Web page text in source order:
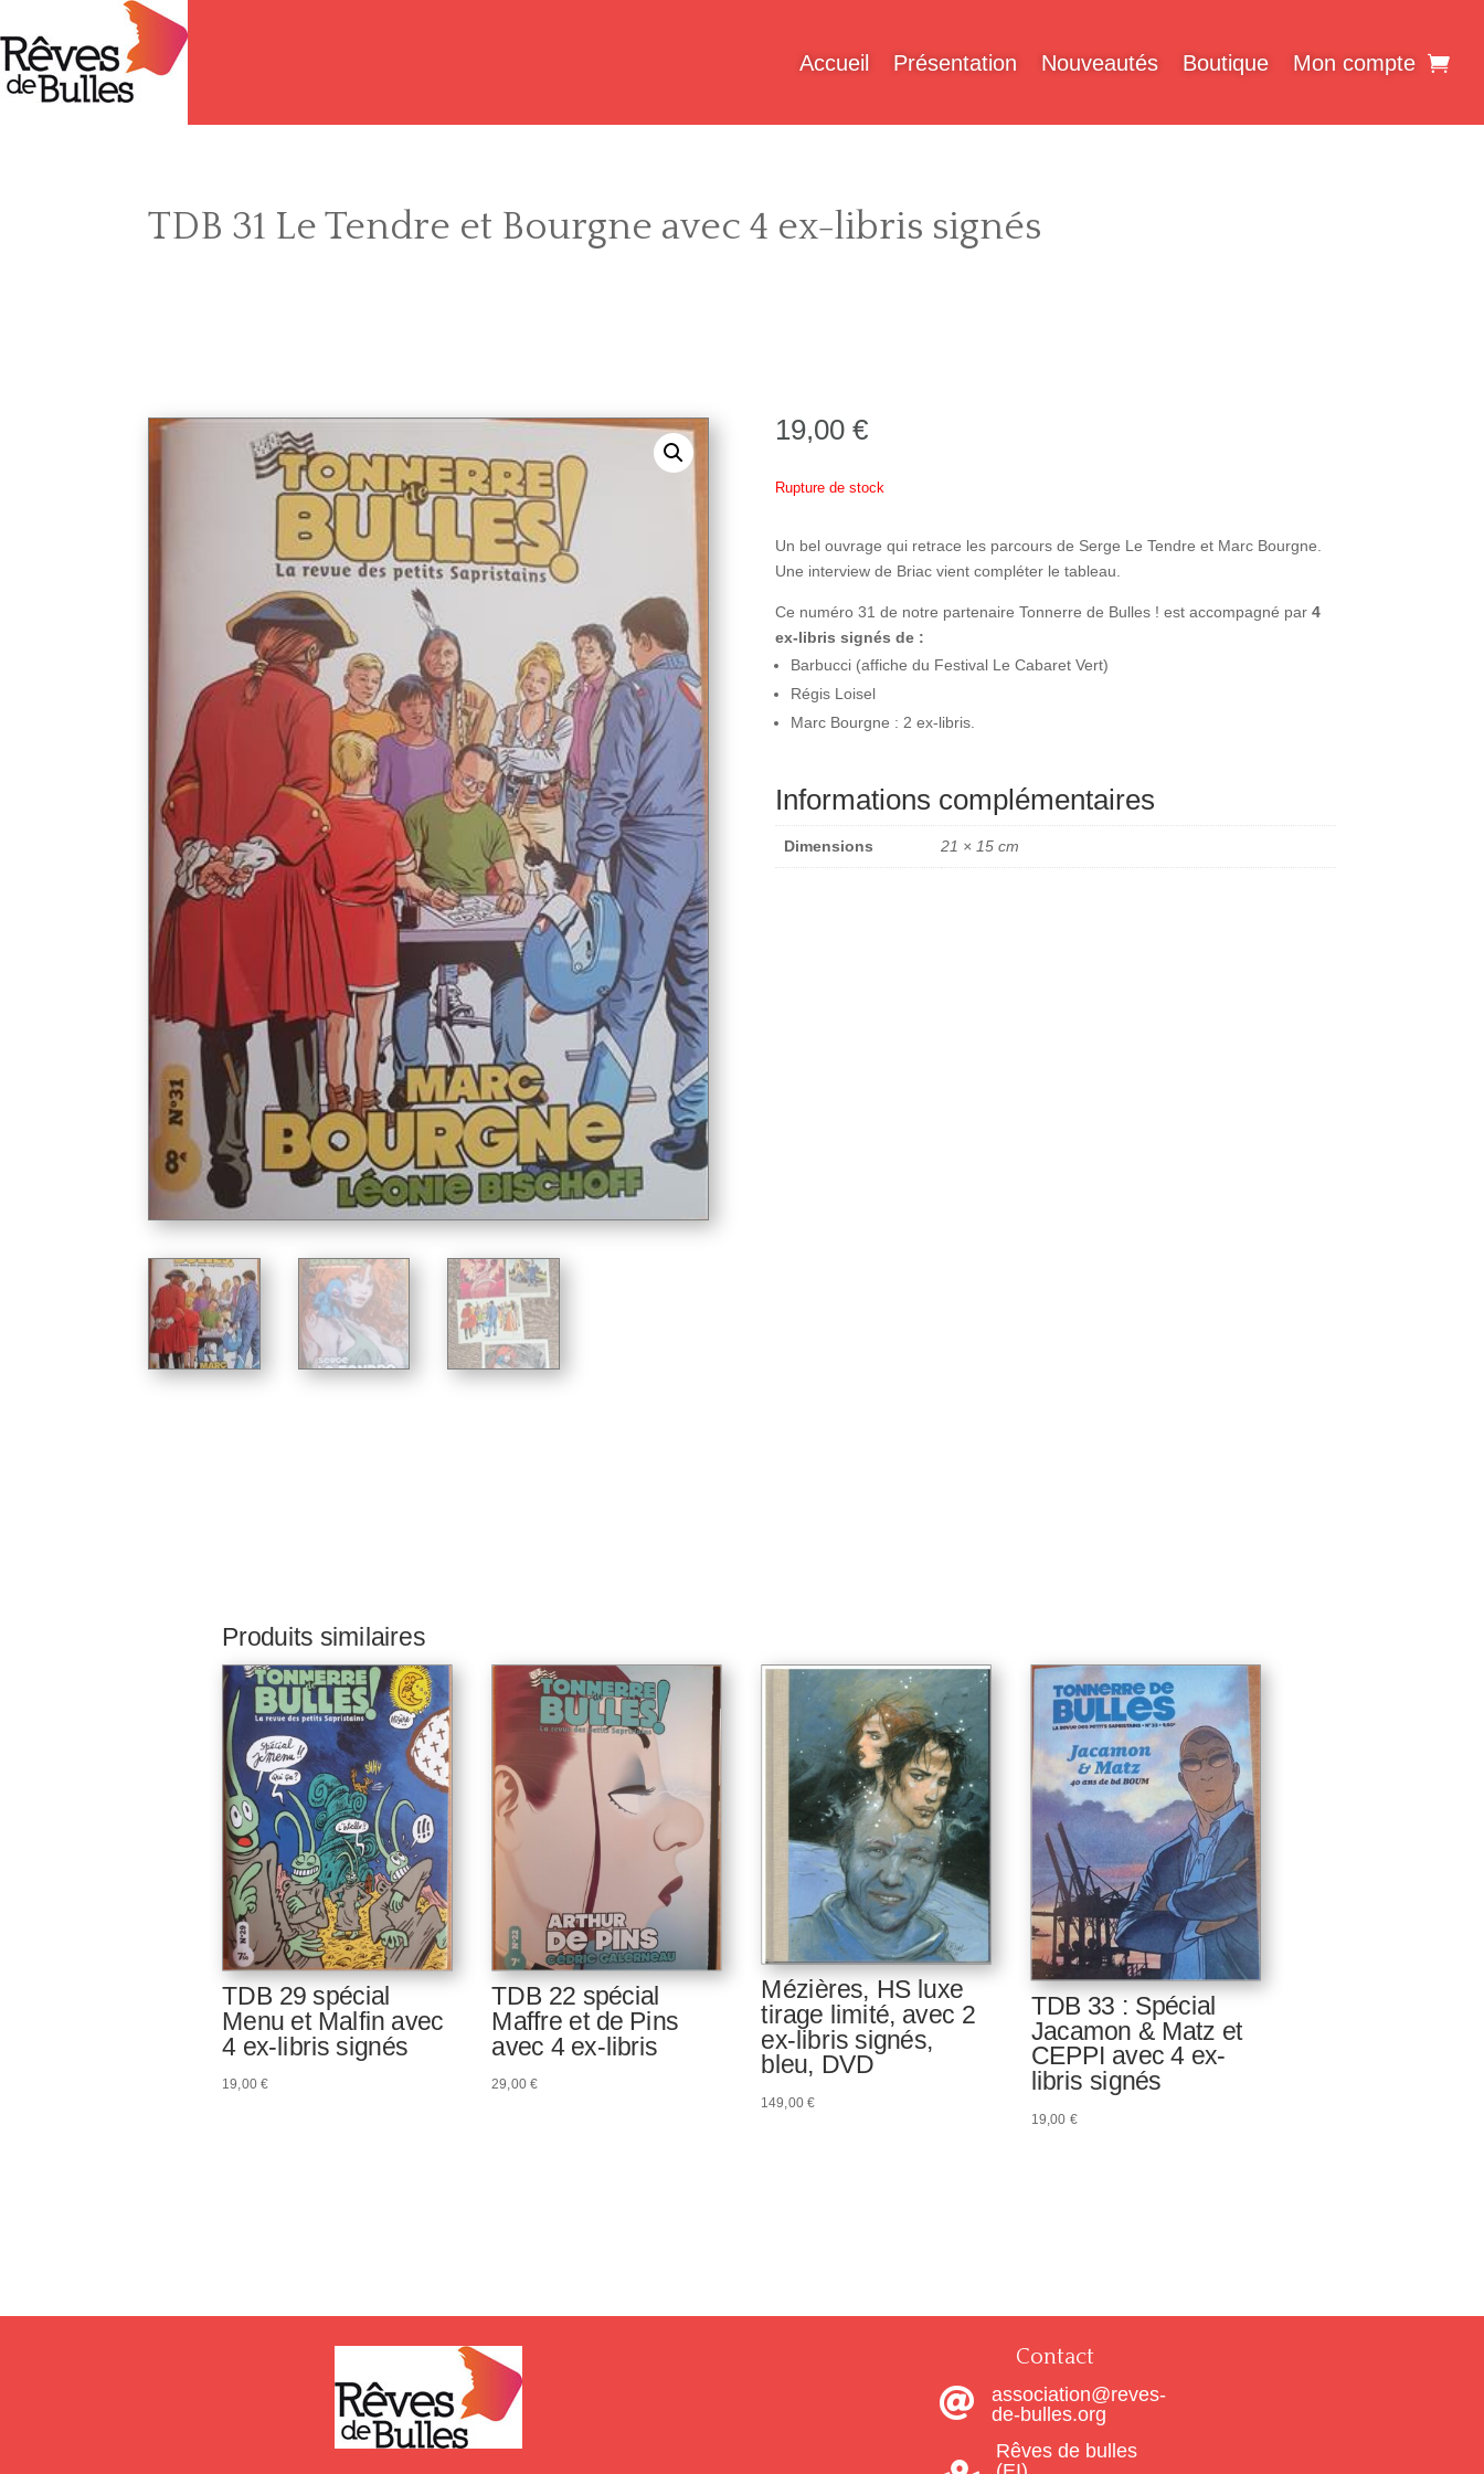
Accueil Présentation Nouveautés Boutique Mon compte
TDB 31 Le Tendre et Bourgne avec 4 ex-libris signés
19,00 €
Rupture de stock
Un bel ouvrage qui retrace les parcours de Serge Le Tendre et Marc Bourgne.
Une interview de Briac vient compléter le tableau.
Ce numéro 31 de notre partenaire Tonnerre de Bulles ! est accompagné par 4
ex-libris signés de :
Barbucci (affiche du Festival Le Cabaret Vert)
Régis Loisel
Marc Bourgne : 2 ex-libris.
Informations complémentaires
Dimensions 21 × 15 cm
Produits similaires
TDB 29 spécial
Menu et Malfin avec
4 ex-libris signés
19,00€
TDB 22 spécial
Maffre et de Pins
avec 4 ex-libris
29,00€
Mézières, HS luxe
tirage limité, avec 2
ex-libris signés,
bleu, DVD
149,00€
TDB 33 : Spécial
Jacamon & Matz et
CEPPI avec 4 ex-
libris signés
19,00 €
Contact

association@reves-
de-bulles.org
Rêves de bulles